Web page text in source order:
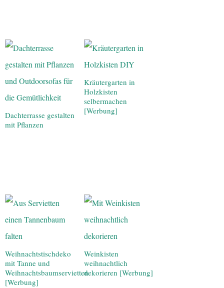
Dachterrasse gestalten
mit Pflanzen
Kräutergarten in
Holzkisten
selbermachen
[Werbung]
Weihnachtstischdeko
mit Tanne und
Weihnachtsbaumservietten
[Werbung]
Weinkisten
weihnachtlich
dekorieren [Werbung]